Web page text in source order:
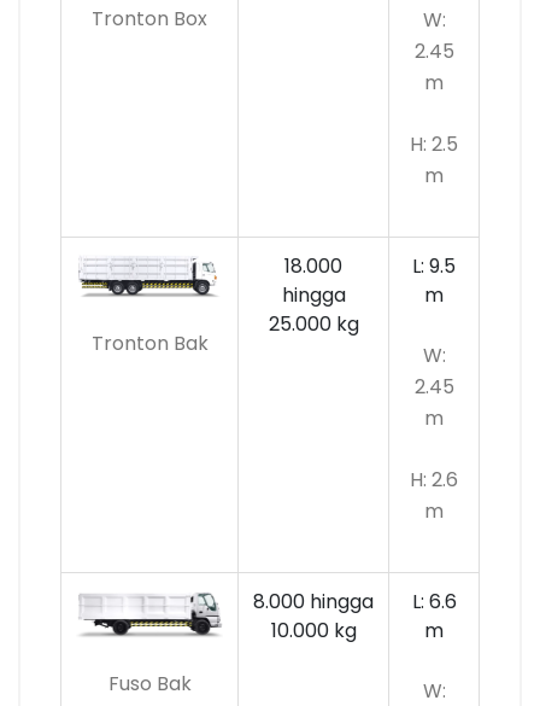
Tronton Box
W:
2.45
m
H: 2.5
m
Tronton Bak
18.000
hingga
25.000 kg
L: 9.5
m
W:
2.45
m
H: 2.6
m
Fuso Bak
8.000 hingga
10.000kg
L: 6.6
m
W: